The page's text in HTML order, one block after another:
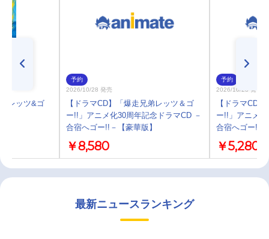
レッツ&ゴ
予約
2026/10/28 発売
【ドラマCD】「爆走兄弟レッツ＆ゴ
ー!!」アニメ化30周年記念ドラマCD －
合宿へゴー!!－【豪華版】
￥8,580
予約
2026/10/28 発売
【ドラマCD
ー!!」アニメ
合宿へゴー!!
￥5,280
最新ニュースランキング